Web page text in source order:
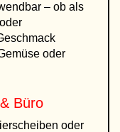
– ob als
oder
Büro
oder